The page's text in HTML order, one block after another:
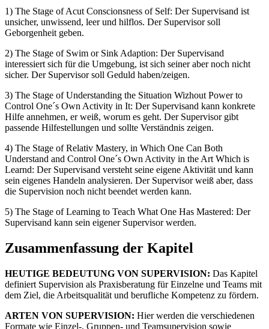
1) The Stage of Acut Conscionsness of Self: Der Supervisand ist
unsicher, unwissend, leer und hilflos. Der Supervisor soll
Geborgenheit geben.
2) The Stage of Swim or Sink Adaption: Der Supervisand
interessiert sich für die Umgebung, ist sich seiner aber noch nicht
sicher. Der Supervisor soll Geduld haben/zeigen.
3) The Stage of Understanding the Situation Wizhout Power to
Control One´s Own Activity in It: Der Supervisand kann konkrete
Hilfe annehmen, er weiß, worum es geht. Der Supervisor gibt
passende Hilfestellungen und sollte Verständnis zeigen.
4) The Stage of Relativ Mastery, in Which One Can Both
Understand and Control One´s Own Activity in the Art Which is
Learnd: Der Supervisand versteht seine eigene Aktivität und kann
sein eigenes Handeln analysieren. Der Supervisor weiß aber, dass
die Supervision noch nicht beendet werden kann.
5) The Stage of Learning to Teach What One Has Mastered: Der
Supervisand kann sein eigener Supervisor werden.
Zusammenfassung der Kapitel
HEUTIGE BEDEUTUNG VON SUPERVISION: Das Kapitel
definiert Supervision als Praxisberatung für Einzelne und Teams mit
dem Ziel, die Arbeitsqualität und berufliche Kompetenz zu fördern.
ARTEN VON SUPERVISION: Hier werden die verschiedenen
Formate wie Einzel-, Gruppen- und Teamsupervision sowie